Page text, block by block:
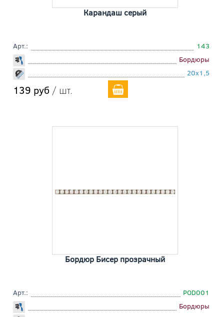
Карандаш серый
Арт.:
143
Бордюры
20x1,5
139 руб / шт.
Бордюр Бисер прозрачный
Арт.:
POD001
Бордюры